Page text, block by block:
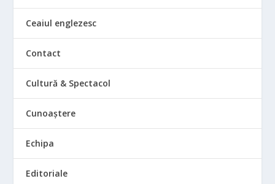
Ceaiul englezesc
Contact
Cultură & Spectacol
Cunoaștere
Echipa
Editoriale